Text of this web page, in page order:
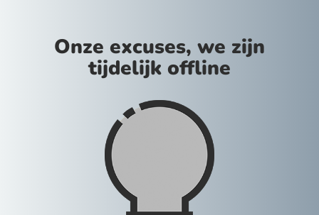
Onze excuses, we zijn
tijdelijk offline